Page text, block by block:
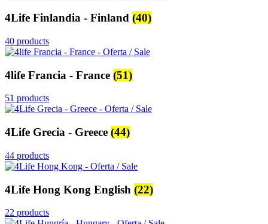
4Life Finlandia - Finland (40)
40 products
4life Francia - France (51)
51 products
4Life Grecia - Greece (44)
44 products
4Life Hong Kong English (22)
22 products